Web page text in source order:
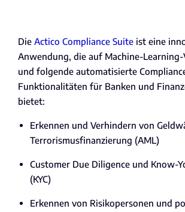
Die Actico Compliance Suite ist eine
Anwendung, die auf Machine-
und folgende automatisierte
Funktionalitäten für Banken und
bietet:
Erkennen und Verhindern von
Terrorismusfinanzierung (AML)
Customer Due Diligence und Know-
(KYC)
Erkennen von Risikopersonen und